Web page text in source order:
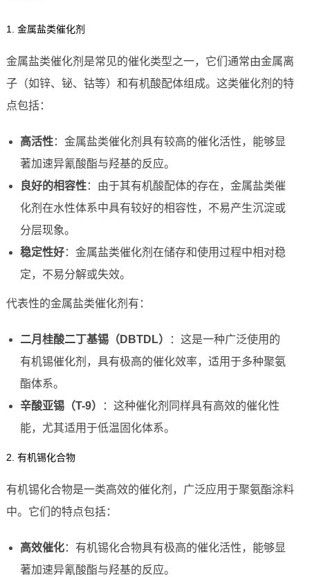
1. 金属盐类催化剂
金属盐类催化剂是常见的催化类型之一，它们通常由金属离
子（如锌、铋、钴等）和有机酸配体组成。这类催化剂的特
点包括：
高活性：金属盐类催化剂具有较高的催化活性，能够显
著加速异氰酸酯与羟基的反应。
良好的相容性：由于其有机酸配体的存在，金属盐类催
化剂在水性体系中具有较好的相容性，不易产生沉淀或
分层现象。
稳定性好：金属盐类催化剂在储存和使用过程中相对稳
定，不易分解或失效。
代表性的金属盐类催化剂有：
二月桂酸二丁基锡（DBTDL）
：这是一种广泛使用的
有机锡催化剂，具有极高的催化效率，适用于多种聚氨
酯体系。
辛酸亚锡（T-9）
：这种催化剂同样具有高效的催化性
能，尤其适用于低温固化体系。
2. 有机锡化合物
有机锡化合物是一类高效的催化剂，广泛应用于聚氨酯涂料
中。它们的特点包括：
高效催化：有机锡化合物具有极高的催化活性，能够显
著加速异氰酸酯与羟基的反应。